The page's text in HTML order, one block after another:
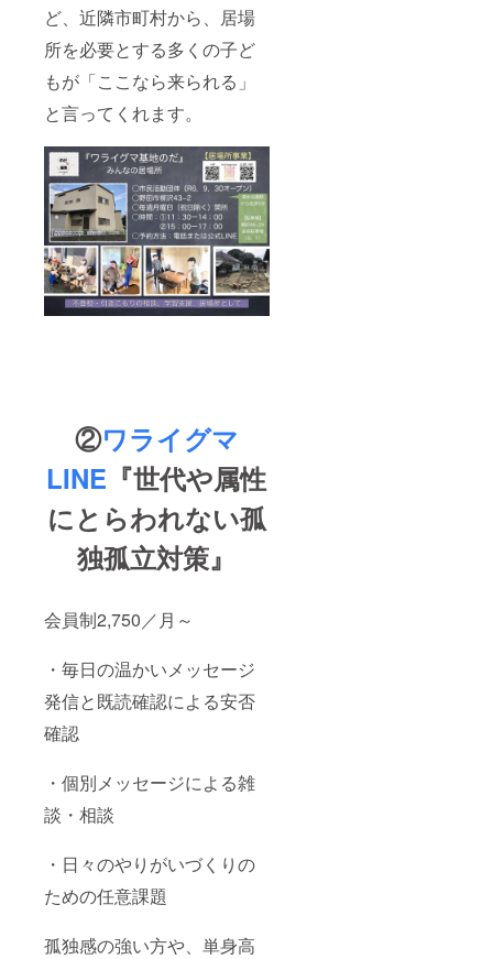
ど、近隣市町村から、居場
所を必要とする多くの子ど
もが「ここなら来られる」
と言ってくれます。
②ワライグマ
LINE 『世代や属性
にとらわれない孤
独孤立対策』
会員制2,750／月～
・毎日の温かいメッセージ
発信と既読確認による安否
確認
・個別メッセージによる雑
談・相談
・日々のやりがいづくりの
ための任意課題
孤独感の強い方や、単身高